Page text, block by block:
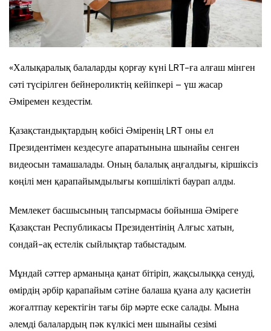
«Халықаралық балаларды қорғау күні LRT-ға алғаш мінген
сәті түсірілген бейнероликтің кейіпкері – үш жасар
Әміремен кездестім.
Қазақстандықтардың көбісі Әміренің LRT оны ел
Президентімен кездесуге апаратынына шынайы сенген
видеосын тамашалады. Оның балалық аңғалдығы, кіршіксіз
көңілі мен қарапайымдылығы көпшілікті баурап алды.
Мемлекет басшысының тапсырмасы бойынша Әміреге
Қазақстан Республикасы Президентінің Алғыс хатын,
сондай-ақ естелік сыйлықтар табыстадым.
Мұндай сәттер арманыңа қанат бітіріп, жақсылыққа сенуді,
өмірдің әрбір қарапайым сәтіне балаша қуана алу қасиетін
жоғалтпау керектігін тағы бір мәрте еске салады. Мына
әлемді балалардың пәк күлкісі мен шынайы сезімі